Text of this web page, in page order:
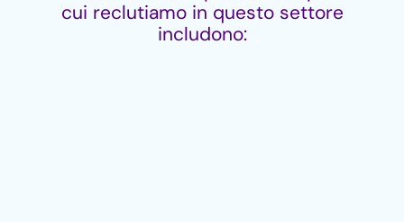
cui reclutiamo in questo settore
includono: